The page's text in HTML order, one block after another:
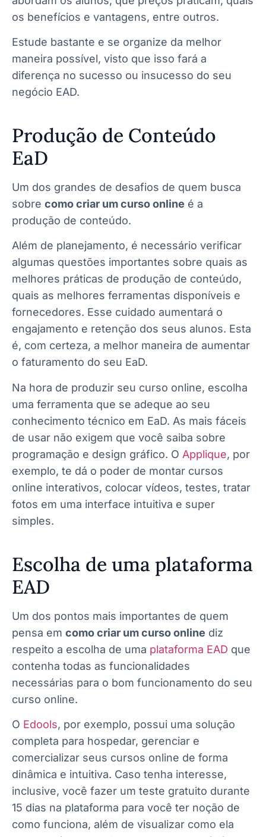
os benefícios e vantagens, entre outros.
Estude bastante e se organize da melhor
maneira possível, visto que isso fará a
diferença no sucesso ou insucesso do seu
negócio EAD.
Produção de Conteúdo
EaD
Um dos grandes de desafios de quem busca
sobre como criar um curso online é a
produção de conteúdo.
Além de planejamento, é necessário verificar
algumas questões importantes sobre quais as
melhores práticas de produção de conteúdo,
quais as melhores ferramentas disponíveis e
fornecedores. Esse cuidado aumentará o
engajamento e retenção dos seus alunos. Esta
é, com certeza, a melhor maneira de aumentar
o faturamento do seu EaD.
Na hora de produzir seu curso online, escolha
uma ferramenta que se adeque ao seu
conhecimento técnico em EaD. As mais fáceis
de usar não exigem que você saiba sobre
programação e design gráfico. O Applique, por
exemplo, te dá o poder de montar cursos
online interativos, colocar vídeos, testes, tratar
fotos em uma interface intuitiva e super
simples.
Escolha de uma plataforma
EAD
Um dos pontos mais importantes de quem
pensa em como criar um curso online diz
respeito a escolha de uma plataforma EAD que
contenha todas as funcionalidades
necessárias para o bom funcionamento do seu
curso online.
O Edools, por exemplo, possui uma solução
completa para hospedar, gerenciar e
comercializar seus cursos online de forma
dinâmica e intuitiva. Caso tenha interesse,
inclusive, você fazer um teste gratuito durante
15 dias na plataforma para você ter noção de
como funciona, além de visualizar como ela